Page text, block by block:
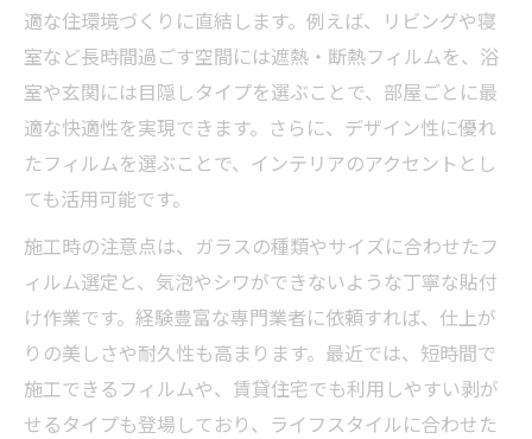
適な住環境づくりに直結します。例えば、リビングや寝
室など長時間過ごす空間には遮熱・断熱フィルムを、浴
室や玄関には目隠しタイプを選ぶことで、部屋ごとに最
適な快適性を実現できます。さらに、デザイン性に優れ
たフィルムを選ぶことで、インテリアのアクセントとし
ても活用可能です。
施工時の注意点は、ガラスの種類やサイズに合わせたフ
ィルム選定と、気泡やシワができないような丁寧な貼付
け作業です。経験豊富な専門業者に依頼すれば、仕上が
りの美しさや耐久性も高まります。最近では、短時間で
施工できるフィルムや、賃貸住宅でも利用しやすい剥が
せるタイプも登場しており、ライフスタイルに合わせた